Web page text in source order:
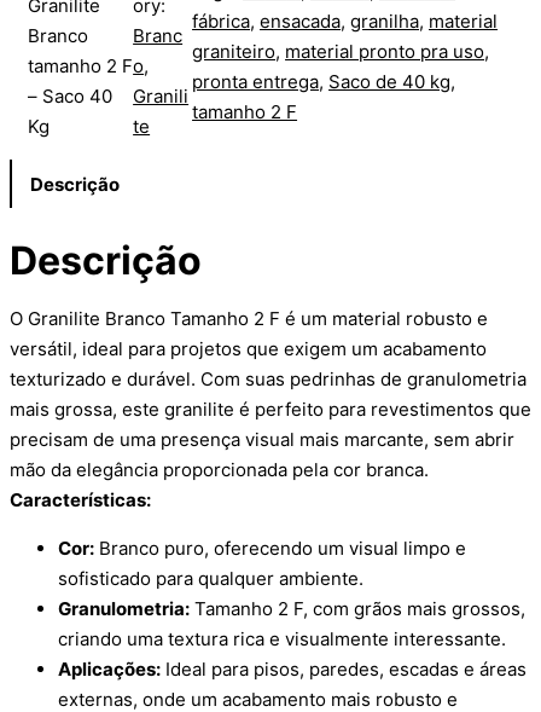
Granilite
Branco
tamanho 2 F
– Saco 40
Kg
ory:
Branc
o
Granili
te
fábrica, ensacada, granilha, material
graniteiro, material pronto pra uso
pronta entrega, Saco de 40 kg
tamanho 2 F
Descrição
Descrição
O Granilite Branco Tamanho 2 F é um material robusto e
versátil, ideal para projetos que exigem um acabamento
texturizado e durável. Com suas pedrinhas de granulometria
mais grossa, este granilite é perfeito para revestimentos que
precisam de uma presença visual mais marcante, sem abrir
mão da elegância proporcionada pela cor branca.
Características:
Cor: Branco puro, oferecendo um visual limpo e
sofisticado para qualquer ambiente.
Granulometria: Tamanho 2 F, com grãos mais grossos,
criando uma textura rica e visualmente interessante.
Aplicações: Ideal para pisos, paredes, escadas e áreas
externas, onde um acabamento mais robusto e